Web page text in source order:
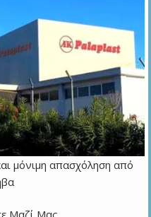
μόνιμη απασχόληση από